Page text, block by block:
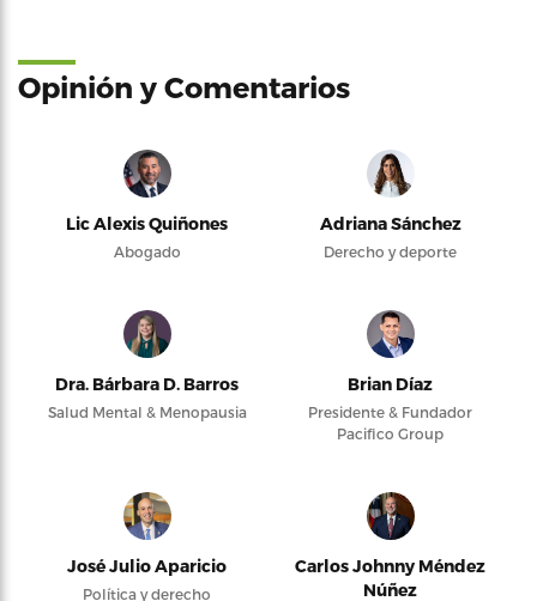
Opinión y Comentarios
Lic Alexis Quiñones
Abogado
Adriana Sánchez
Derecho y deporte
Dra. Bárbara D. Barros
Salud Mental & Menopausia
Brian Díaz
Presidente & Fundador
Pacifico Group
José Julio Aparicio
Política y derecho
Carlos Johnny Méndez
Núñez